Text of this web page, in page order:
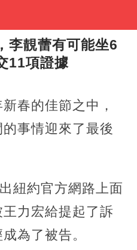
李靚蕾有可能坐6
11項證據
春的佳節之中，
事情迎來了最後
紐約官方網路上面
力宏給提起了訴
為了被告。